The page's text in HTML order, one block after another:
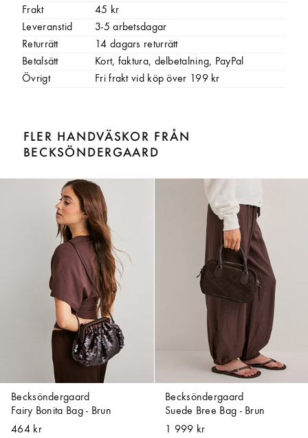
Frakt
45 kr
Leveranstid
3-5 arbetsdagar
Returrätt
14 dagars returrätt
Betalsätt
Kort, faktura, delbetalning, PayPal
Övrigt
Fri frakt vid köp över 199 kr
FLER HANDVÄSKOR FRÅN
BECKSÖNDERGAARD
Becksöndergaard
Fairy Bonita Bag - Brun
464 kr
Becksöndergaard
Suede Bree Bag - Brun
1 999 kr